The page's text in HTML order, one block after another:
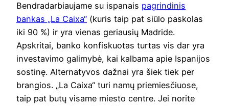
Bendradarbiaujame su ispanais pagrindinis
bankas „La Caixa“ (kuris taip pat siūlo paskolas
iki 90 %) ir yra vienas geriausių Madride.
Apskritai, banko konfiskuotas turtas vis dar yra
investavimo galimybė, kai kalbama apie Ispanijos
sostinę. Alternatyvos dažnai yra šiek tiek per
brangios. „La Caixa“ turi namų priemiesčiuose,
taip pat butų visame miesto centre. Jei norite